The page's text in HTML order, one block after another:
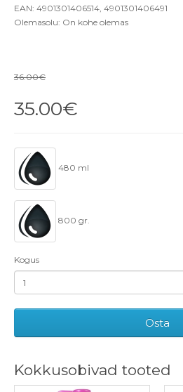
EAN: 4901301406514, 4901301406491
Olemasolu: On kohe olemas
36.00€
35.00€
480 ml
800 gr.
Kogus
Osta
Kokkusobivad tooted